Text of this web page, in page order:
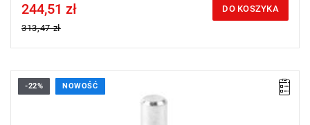
Price tax included
244,51 zł
313,47 zł
DO KOSZYKA
-22% NOWOŚĆ